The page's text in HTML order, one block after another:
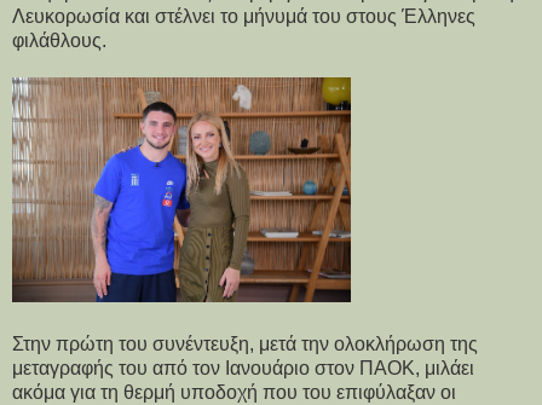
Λευκορωσία και στέλνει το μήνυμά του στους Έλληνες
φιλάθλους.
Στην πρώτη του συνέντευξη, μετά την ολοκλήρωση της
μεταγραφής του από τον Ιανουάριο στον ΠΑΟΚ, μιλάει
ακόμα για τη θερμή υποδοχή που του επιφύλαξαν οι